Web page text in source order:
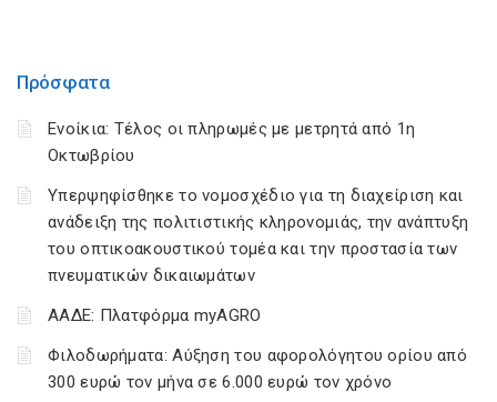
Πρόσφατα
Ενοίκια: Τέλος οι πληρωμές με μετρητά από 1η
Οκτωβρίου
Υπερψηφίσθηκε το νομοσχέδιο για τη διαχείριση και
ανάδειξη της πολιτιστικής κληρονομιάς, την ανάπτυξη
του οπτικοακουστικού τομέα και την προστασία των
πνευματικών δικαιωμάτων
ΑΑΔΕ: Πλατφόρμα myAGRO
Φιλοδωρήματα: Αύξηση του αφορολόγητου ορίου από
300 ευρώ τον μήνα σε 6.000 ευρώ τον χρόνο